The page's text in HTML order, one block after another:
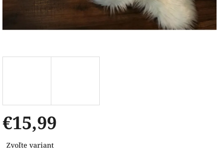
€15,99
cena:
Zvoľte variant